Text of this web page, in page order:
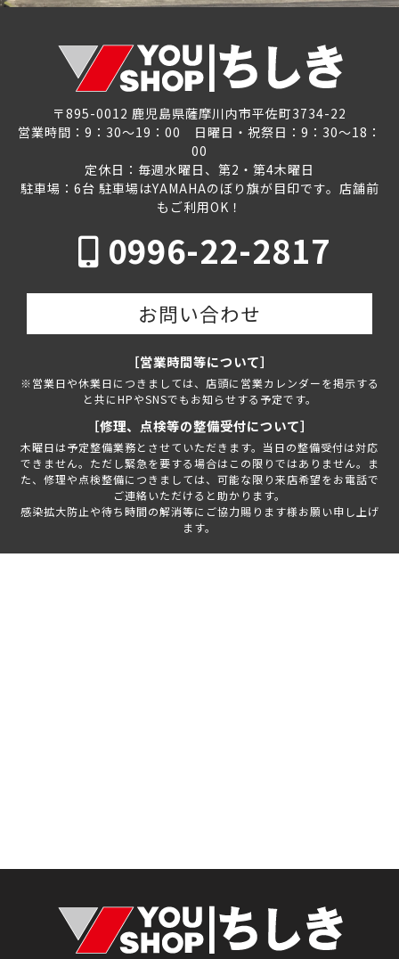
〒895-0012 鹿児島県薩摩川内市平佐町3734-22
営業時間：9：30～19：00 日曜日・祝祭日：9：30～18：
00
定休日：毎週水曜日、第2・第4木曜日
駐車場：6台 駐車場はYAMAHAのぼり旗が目印です。店舗前
もご利用OK！
0996-22-2817
お問い合わせ
［営業時間等について］
※営業日や休業日につきましては、店頭に営業カレンダーを掲示する
と共にHPやSNSでもお知らせする予定です。
［修理、点検等の整備受付について］
木曜日は予定整備業務とさせていただきます。当日の整備受付は対応
できません。ただし緊急を要する場合はこの限りではありません。ま
た、修理や点検整備につきましては、可能な限り来店希望をお電話で
ご連絡いただけると助かります。
感染拡大防止や待ち時間の解消等にご協力賜ります様お願い申し上げ
ます。